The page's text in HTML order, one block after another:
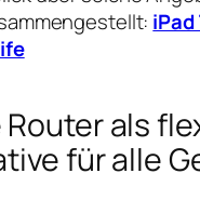
als
für alle